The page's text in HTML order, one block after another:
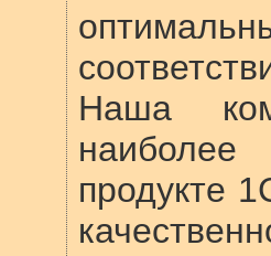
Наша
наиболее
продукте